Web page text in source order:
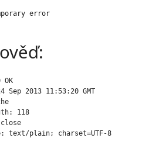
error
OK
Sep 2013 11:53:20 GMT
118
text/plain; charset=UTF-8